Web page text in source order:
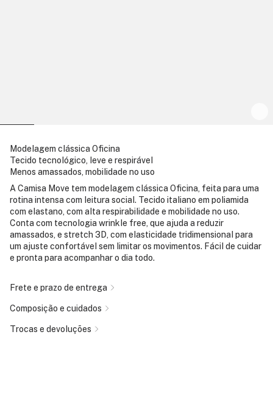
Modelagem clássica Oficina
Tecido tecnológico, leve e respirável
Menos amassados, mobilidade no uso
A Camisa Move tem modelagem clássica Oficina, feita para uma
rotina intensa com leitura social. Tecido italiano em poliamida
com elastano, com alta respirabilidade e mobilidade no uso.
Conta com tecnologia wrinkle free, que ajuda a reduzir
amassados, e stretch 3D, com elasticidade tridimensional para
um ajuste confortável sem limitar os movimentos. Fácil de cuidar
e pronta para acompanhar o dia todo.
Frete e prazo de entrega
Composição e cuidados
Trocas e devoluções